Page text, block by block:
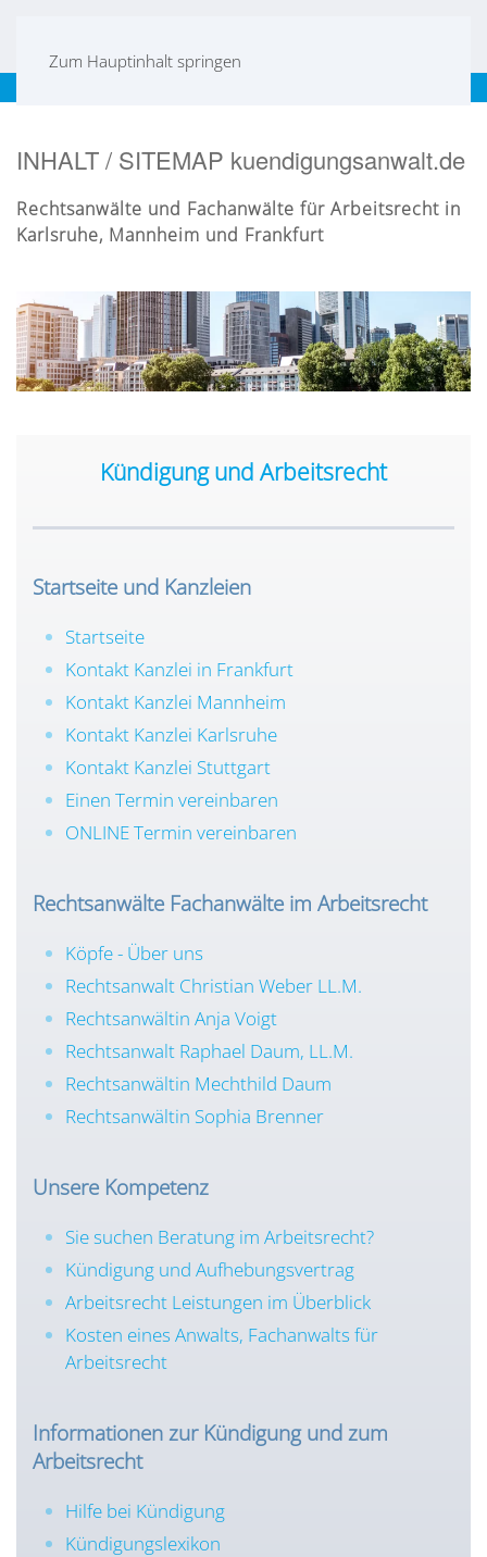
Zum Hauptinhalt springen
INHALT / SITEMAP kuendigungsanwalt.de
Rechtsanwälte und Fachanwälte für Arbeitsrecht in
Karlsruhe, Mannheim und Frankfurt
Kündigung und Arbeitsrecht
Startseite und Kanzleien
Startseite
Kontakt Kanzlei in Frankfurt
Kontakt Kanzlei Mannheim
Kontakt Kanzlei Karlsruhe
Kontakt Kanzlei Stuttgart
Einen Termin vereinbaren
ONLINE Termin vereinbaren
Rechtsanwälte Fachanwälte im Arbeitsrecht
Köpfe - Über uns
Rechtsanwalt Christian Weber LL.M.
Rechtsanwältin Anja Voigt
Rechtsanwalt Raphael Daum, LL.M.
Rechtsanwältin Mechthild Daum
Rechtsanwältin Sophia Brenner
Unsere Kompetenz
Sie suchen Beratung im Arbeitsrecht?
Kündigung und Aufhebungsvertrag
Arbeitsrecht Leistungen im Überblick
Kosten eines Anwalts, Fachanwalts für
Arbeitsrecht
Informationen zur Kündigung und zum
Arbeitsrecht
Hilfe bei Kündigung
Kündigungslexikon